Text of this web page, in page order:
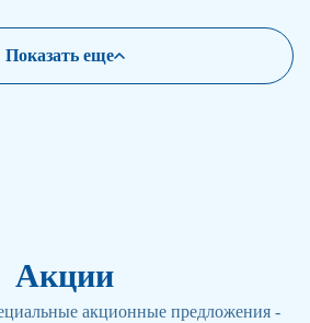
Показать еще
Акции
акционные предложения -